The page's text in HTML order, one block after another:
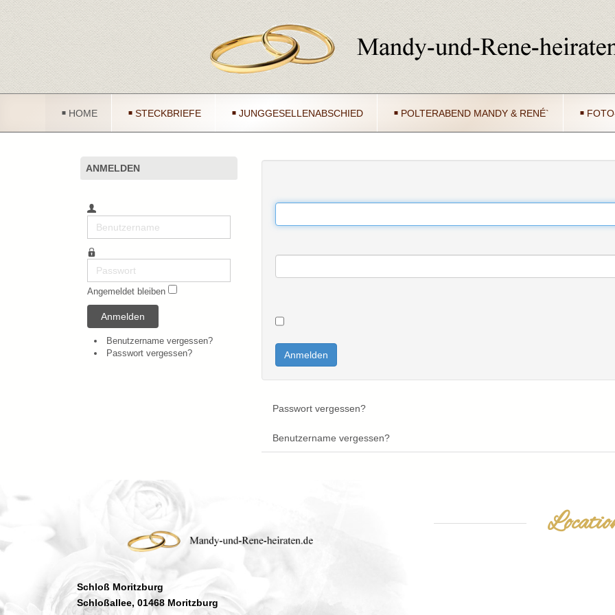
HOME STECKBRIEFE JUNGGESELLENABSCHIED POLTERABEND MANDY & RENÉ`
ANMELDEN
Benutzername
Passwort
Angemeldet bleiben
Anmelden
Benutzername vergessen?
Passwort vergessen?
Anmelden
Passwort vergessen?
Benutzername vergessen?
Schloß Moritzburg
Schloßallee, 01468 Moritzburg